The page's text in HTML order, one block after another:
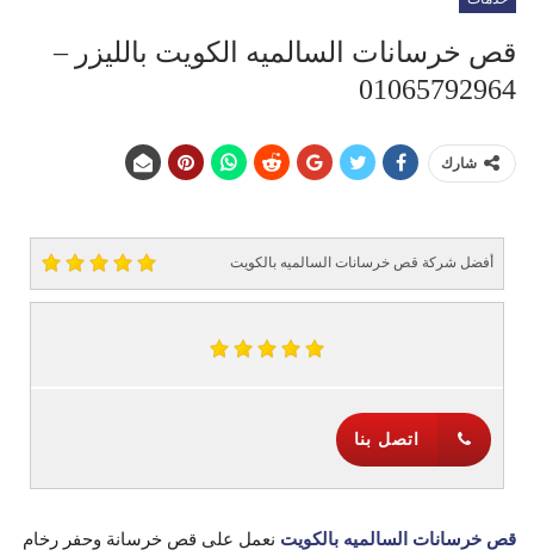
قص خرسانات السالميه الكويت بالليزر –
01065792964
شارك
أفضل شركة قص خرسانات السالميه بالكويت
اتصل بنا
قص خرسانات السالميه بالكويت نعمل على قص خرسانة وحفر رخام